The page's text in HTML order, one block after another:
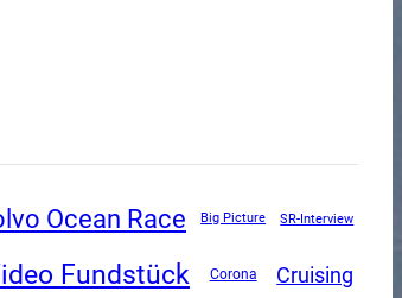
Ocean Race Big Picture SR-Interview
Fundstück Corona Cruising